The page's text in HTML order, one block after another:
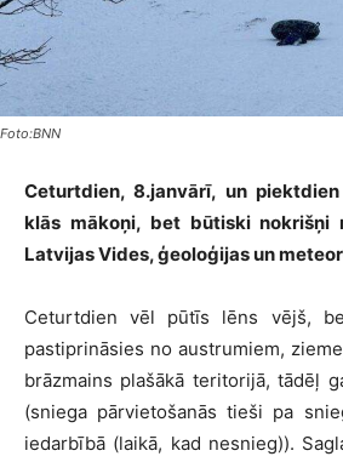
Foto:BNN
Ceturtdien, 8.janvārī, un
klās mākoņi, bet būtiski nokrišņi
Latvijas Vides, ģeoloģijas un
Ceturtdien vēl pūtīs lēns vējš,
pastiprināsies no austrumiem,
brāzmains plašākā teritorijā, tādēļ
(sniega pārvietošanās tieši pa
iedarbībā (laikā, kad nesnieg)).